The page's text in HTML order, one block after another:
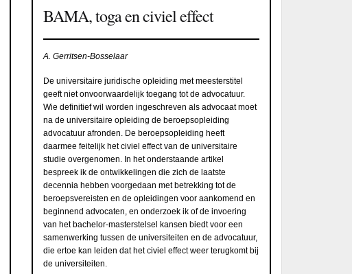
BAMA, toga en civiel effect
A. Gerritsen-Bosselaar
De universitaire juridische opleiding met meesterstitel
geeft niet onvoorwaardelijk toegang tot de advocatuur.
Wie definitief wil worden ingeschreven als advocaat moet
na de universitaire opleiding de beroepsopleiding
advocatuur afronden. De beroepsopleiding heeft
daarmee feitelijk het civiel effect van de universitaire
studie overgenomen. In het onderstaande artikel
bespreek ik de ontwikkelingen die zich de laatste
decennia hebben voorgedaan met betrekking tot de
beroepsvereisten en de opleidingen voor aankomend en
beginnend advocaten, en onderzoek ik of de invoering
van het bachelor-masterstelsel kansen biedt voor een
samenwerking tussen de universiteiten en de advocatuur,
die ertoe kan leiden dat het civiel effect weer terugkomt bij
de universiteiten.